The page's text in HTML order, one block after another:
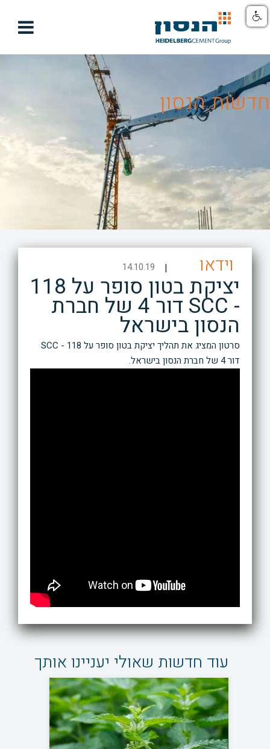

חדשות הנסון
וידאו |
14.10.19
יציקת בטון סופר על 118
- SCC דור 4 של חברת
הנסון בישראל
סרטון המציג את תהליך יציקת בטון סופר על 118 - SCC
דור 4 של חברת הנסון בישראל.
עוד חדשות שאולי יעניינו אותך